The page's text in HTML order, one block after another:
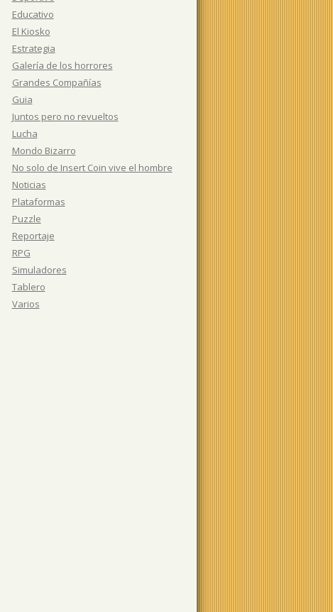
Educativo
El Kiosko
Estrategia
Galería de los horrores
Grandes Compañías
Guia
Juntos pero no revueltos
Lucha
Mondo Bizarro
No solo de Insert Coin vive el hombre
Noticias
Plataformas
Puzzle
Reportaje
RPG
Simuladores
Tablero
Varios